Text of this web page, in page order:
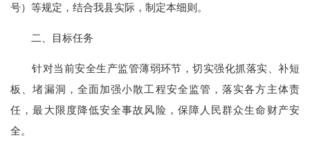
号）等规定，结合我县实际，制定本细则。
二、目标任务
针对当前安全生产监管薄弱环节，切实强化抓落实、补短
板、堵漏洞，全面加强小散工程安全监管，落实各方主体责
任，最大限度降低安全事故风险，保障人民群众生命财产安
全。